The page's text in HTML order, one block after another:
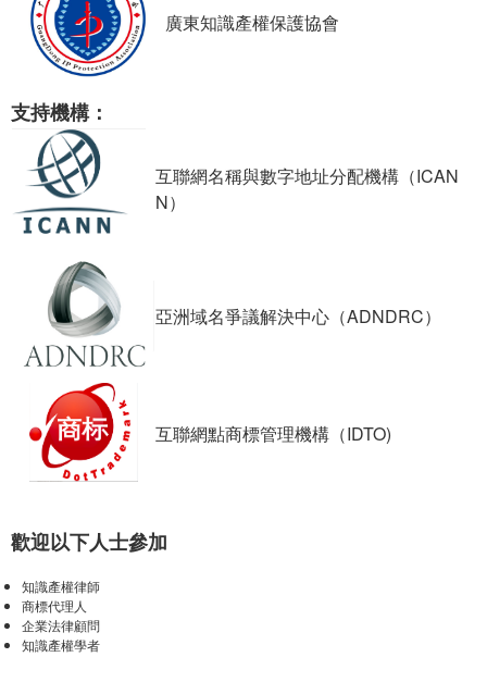
廣東知識產權保護協會
支持機構：
互聯網名稱與數字地址分配機構（ICAN
N）
亞洲域名爭議解決中心（ADNDRC）
互聯網點商標管理機構（IDTO)
歡迎以下人士參加
知識產權律師
商標代理人
企業法律顧問
知識產權學者